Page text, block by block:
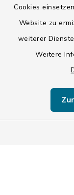
Cookies
Website zu
weiterer
Weitere